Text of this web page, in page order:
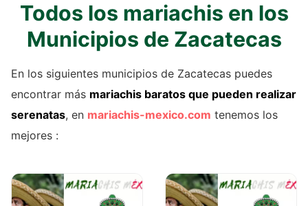
Todos los mariachis en los
Municipios de Zacatecas
En los siguientes municipios de Zacatecas puedes
encontrar más mariachis baratos que pueden realizar
serenatas, en mariachis-mexico.com tenemos los
mejores :